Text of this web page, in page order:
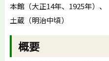
本館（大正14年、1925年）、
土蔵（明治中頃）
概要